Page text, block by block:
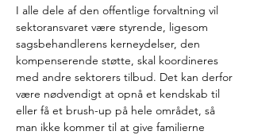
I alle dele af den offentlige forvaltning vil
sektoransvaret være styrende, ligesom
sagsbehandlerens kerneydelser, den
kompenserende støtte, skal koordineres
med andre sektorers tilbud. Det kan derfor
være nødvendigt at opnå et kendskab til
eller få et brush-up på hele området, så
man ikke kommer til at give familierne